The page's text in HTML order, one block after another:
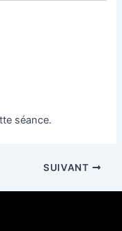
séance.
SUIVANT